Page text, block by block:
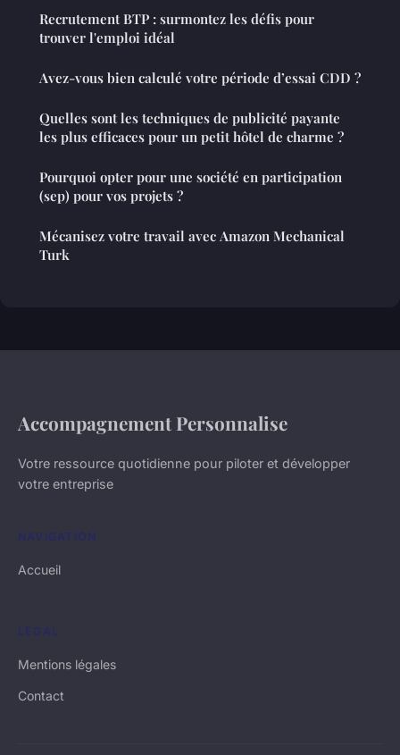
Recrutement BTP : surmontez les défis pour
trouver l'emploi idéal
Avez-vous bien calculé votre période d’essai CDD ?
Quelles sont les techniques de publicité payante
les plus efficaces pour un petit hôtel de charme ?
Pourquoi opter pour une société en participation
(sep) pour vos projets ?
Mécanisez votre travail avec Amazon Mechanical
Turk
Accompagnement Personnalise
Votre ressource quotidienne pour piloter et développer
votre entreprise
NAVIGATION
Accueil
LÉGAL
Mentions légales
Contact